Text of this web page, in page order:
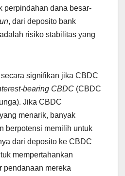
perpindahan dana besar-
, dari deposito bank
risiko stabilitas yang
signifikan jika CBDC
bearing CBDC (CBDC
Jika CBDC
menarik, banyak
berpotensi memilih untuk
dari deposito ke CBDC
mempertahankan
pendanaan mereka